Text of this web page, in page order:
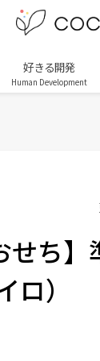
好きる開発
Human Development
ち】
）